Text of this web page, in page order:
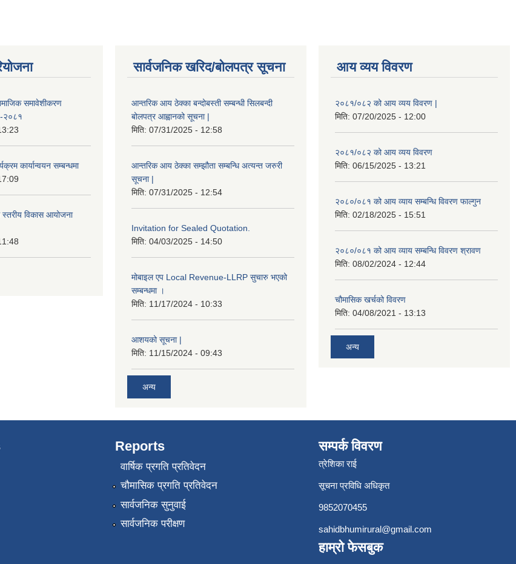
समावेशीकरण
-२०८१
कार्यान्वयन सम्बन्धमा
स्तरीय विकास आयोजना
सार्वजनिक खरिद/बोलपत्र सूचना
आन्तरिक आय ठेक्का बन्दोबस्ती सम्बन्धी सिलबन्दी
बोलपत्र आह्वानको सूचना |
मिति: 07/31/2025 - 12:58
आन्तरिक आय ठेक्का सम्झौता सम्बन्धि अत्यन्त जरुरी
सूचना |
मिति: 07/31/2025 - 12:54
Invitation for Sealed Quotation.
मिति: 04/03/2025 - 14:50
मोबाइल एप Local Revenue-LLRP सुचारु भएको
सम्बन्धमा ।
मिति: 11/17/2024 - 10:33
आशयको सूचना |
मिति: 11/15/2024 - 09:43
अन्य
आय व्यय विवरण
२०८१/०८२ को आय व्यय विवरण |
मिति: 07/20/2025 - 12:00
२०८१/०८२ को आय व्यय विवरण
मिति: 06/15/2025 - 13:21
२०८०/०८१ को आय व्याय सम्बन्धि विवरण फाल्गुन
मिति: 02/18/2025 - 15:51
२०८०/०८१ को आय व्याय सम्बन्धि विवरण श्रावण
मिति: 08/02/2024 - 12:44
चौमासिक खर्चको विवरण
मिति: 04/08/2021 - 13:13
अन्य
Reports
वार्षिक प्रगति प्रतिवेदन
चौमासिक प्रगति प्रतिवेदन
सार्वजनिक सुनुवाई
सार्वजनिक परीक्षण
सम्पर्क विवरण
त्रेशिका राई
सूचना प्रविधि अधिकृत
9852070455
sahidbhumirural@gmail.com
हाम्रो फेसबुक